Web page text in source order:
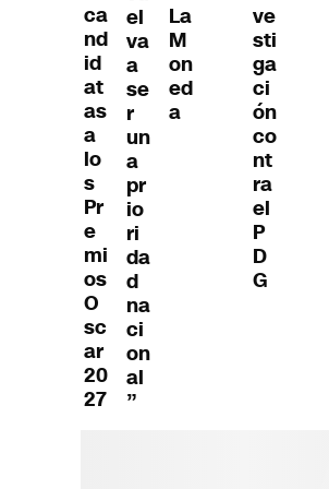
ca
nd
id
at
as
a
lo
s
Pr
e
mi
os
O
sc
ar
20
27
el
va
a
se
r
un
a
pr
io
ri
da
d
na
ci
on
al
”
La
M
on
ed
a
ve
sti
ga
ci
ón
co
nt
ra
el
P
D
G